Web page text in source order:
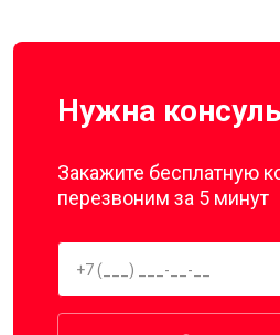
Нужна
Закажите бесплатную
перезвоним за 5 минут